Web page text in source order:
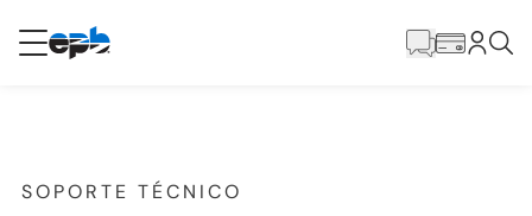
Internet
principal
SOPORTE TÉCNICO